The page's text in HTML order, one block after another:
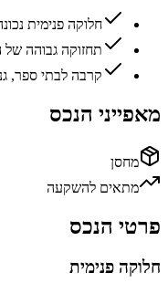
חלוקה פנימית
תחזוקה גבוהה של
קרבה לבתי ספר,
מאפייני הנכס
מחסן
מתאים להשקעה
פרטי הנכס
חלוקה פנימית